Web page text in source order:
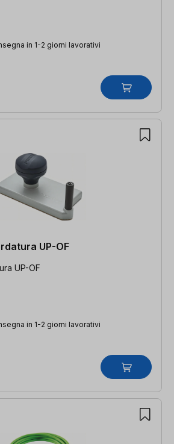
in 1-2 giorni lavorativi
UP-OF
UP-OF
in 1-2 giorni lavorativi